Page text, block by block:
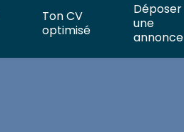
Ton CV
optimisé
Déposer
une
annonce